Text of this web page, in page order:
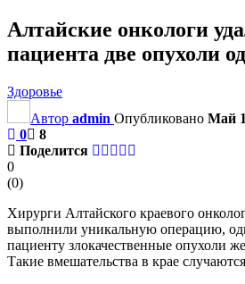
Алтайские онкологи
пациента две опухоли
Здоровье
Автор admin Опубликовано Май
0
8
Поделится
0
(0)
Хирурги Алтайского краевого
выполнили уникальную операцию,
пациенту злокачественные опухоли
Такие вмешательства в крае